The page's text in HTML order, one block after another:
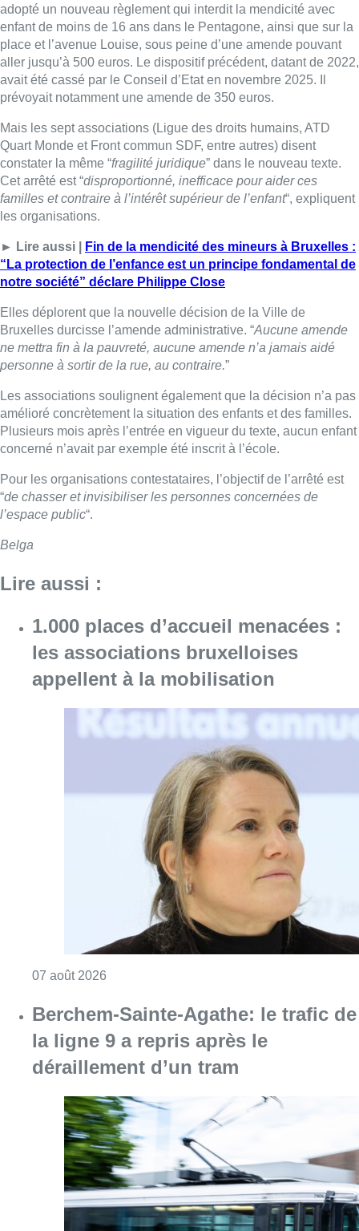
adopté un nouveau règlement qui interdit la mendicité avec
enfant de moins de 16 ans dans le Pentagone, ainsi que sur la
place et l’avenue Louise, sous peine d’une amende pouvant
aller jusqu’à 500 euros. Le dispositif précédent, datant de 2022,
avait été cassé par le Conseil d’Etat en novembre 2025. Il
prévoyait notamment une amende de 350 euros.
Mais les sept associations (Ligue des droits humains, ATD
Quart Monde et Front commun SDF, entre autres) disent
constater la même “fragilité juridique” dans le nouveau texte.
Cet arrêté est “disproportionné, inefficace pour aider ces
familles et contraire à l’intérêt supérieur de l’enfant“, expliquent
les organisations.
► Lire aussi |
Fin de la mendicité des mineurs à Bruxelles :
“La protection de l’enfance est un principe fondamental de
notre société” déclare Philippe Close
Elles déplorent que la nouvelle décision de la Ville de
Bruxelles durcisse l’amende administrative. “Aucune amende
ne mettra fin à la pauvreté, aucune amende n’a jamais aidé
personne à sortir de la rue, au contraire.”
Les associations soulignent également que la décision n’a pas
amélioré concrètement la situation des enfants et des familles.
Plusieurs mois après l’entrée en vigueur du texte, aucun enfant
concerné n’avait par exemple été inscrit à l’école.
Pour les organisations contestataires, l’objectif de l’arrêté est
“de chasser et invisibiliser les personnes concernées de
l’espace public“.
Belga
Lire aussi :
1.000 places d’accueil menacées :
les associations bruxelloises
appellent à la mobilisation
07 août 2026
Berchem-Sainte-Agathe: le trafic de
la ligne 9 a repris après le
déraillement d’un tram